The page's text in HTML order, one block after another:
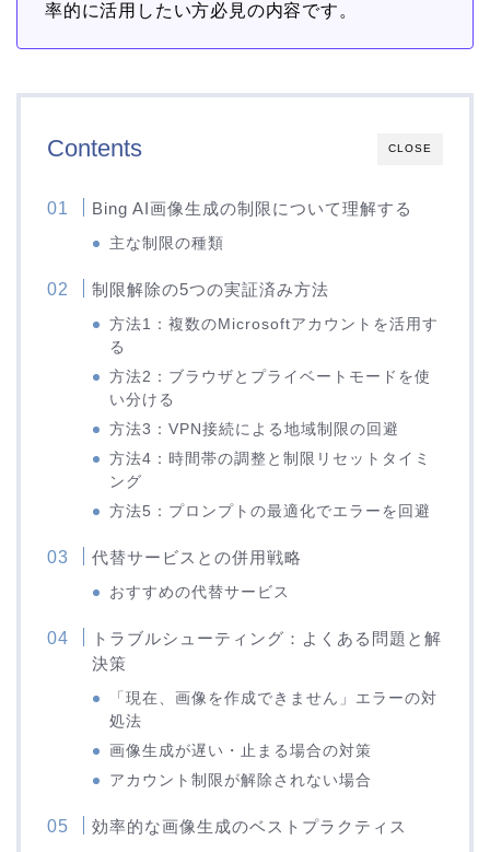
率的に活用したい方必見の内容です。
CLOSE
Contents
Bing AI画像生成の制限について理解する
主な制限の種類
制限解除の5つの実証済み方法
方法1：複数のMicrosoftアカウントを活用す
る
方法2：ブラウザとプライベートモードを使
い分ける
方法3：VPN接続による地域制限の回避
方法4：時間帯の調整と制限リセットタイミ
ング
方法5：プロンプトの最適化でエラーを回避
代替サービスとの併用戦略
おすすめの代替サービス
トラブルシューティング：よくある問題と解
決策
「現在、画像を作成できません」エラーの対
処法
画像生成が遅い・止まる場合の対策
アカウント制限が解除されない場合
効率的な画像生成のベストプラクティス